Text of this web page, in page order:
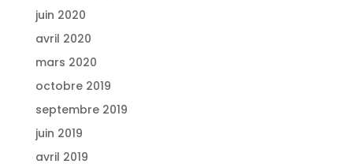
juin 2020
avril 2020
mars 2020
octobre 2019
septembre 2019
juin 2019
avril 2019